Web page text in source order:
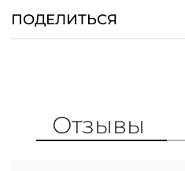
ПОДЕЛИТЬСЯ
Отзывы